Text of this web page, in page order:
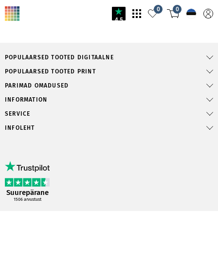
4.5
0 0
POPULAARSED TOOTED DIGITAALNE
POPULAARSED TOOTED PRINT
PARIMAD OMADUSED
INFORMATION
SERVICE
Suurepärane
1506 arvustust
INFOLEHT